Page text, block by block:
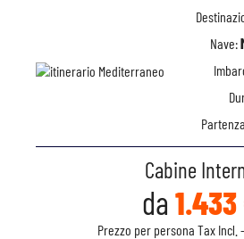
Nave:
Cabine
da
Prezzo per persona Tax Incl.